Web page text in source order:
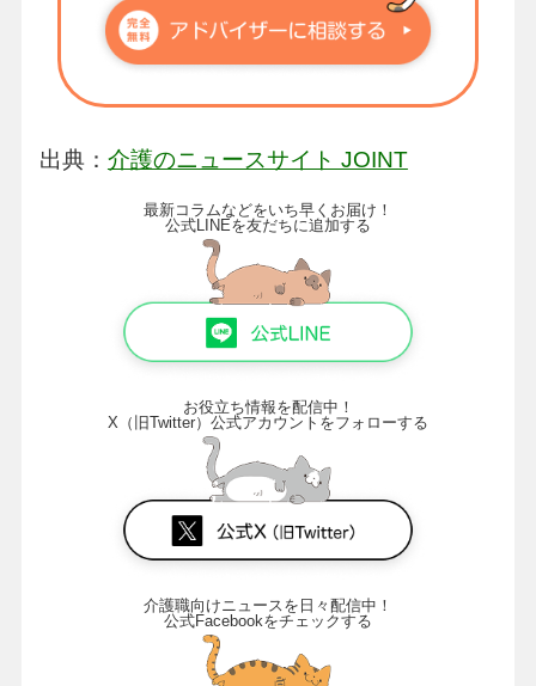
出典： 介護のニュースサイト JOINT
最新コラムなどをいち早くお届け！
公式LINEを友だちに追加する
お役立ち情報を配信中！
X（旧Twitter）公式アカウントをフォローする
介護職向けニュースを日々配信中！
公式Facebookをチェックする